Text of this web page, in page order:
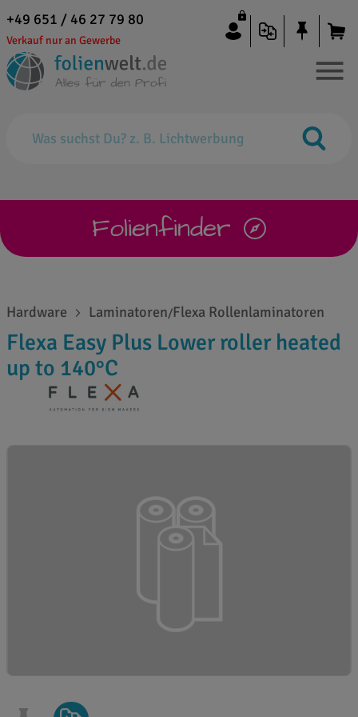
+49 651 / 46 27 79 80
Verkauf nur an Gewerbe
Folienfinder
Hardware Laminatoren/Flexa Rollenlaminatoren
Flexa Easy Plus Lower roller heated
up to 140°C